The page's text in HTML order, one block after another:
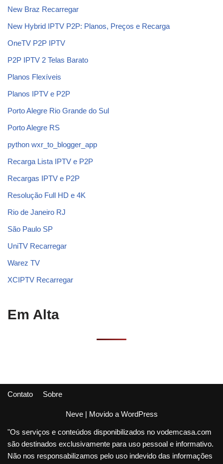
New Braz Recarregar
New Hybrid IPTV P2P: Planos, Preços e Recarga
OneTV P2P IPTV
P2P IPTV 2 Telas Barato
Planos Flexíveis
Planos IPTV e P2P
Porto Alegre Rio Grande do Sul
Porto Alegre RS
python wxr_to_blogger_app
Recarga Lista IPTV e P2P
Recargas IPTV e P2P
Resolução Full HD e 4K
Rio de Janeiro RJ
São Paulo SP
UniTV Recarregar
Warez TV
XCIPTV Recarregar
Em Alta
Contato Sobre
Neve| Movido a WordPress
"Os serviços e conteúdos disponibilizados no vodemcasa.com
são destinados exclusivamente para uso pessoal e informativo.
Não nos responsabilizamos pelo uso indevido das informações